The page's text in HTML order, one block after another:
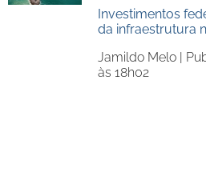
Investimentos
da infraestrutura
Jamildo Melo |
às 18h02